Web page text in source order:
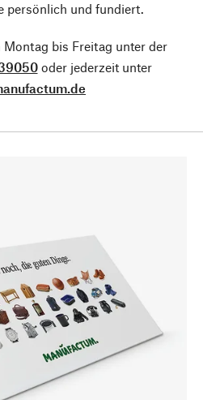
persönlich und fundiert.
Montag bis Freitag unter der
oder jederzeit unter